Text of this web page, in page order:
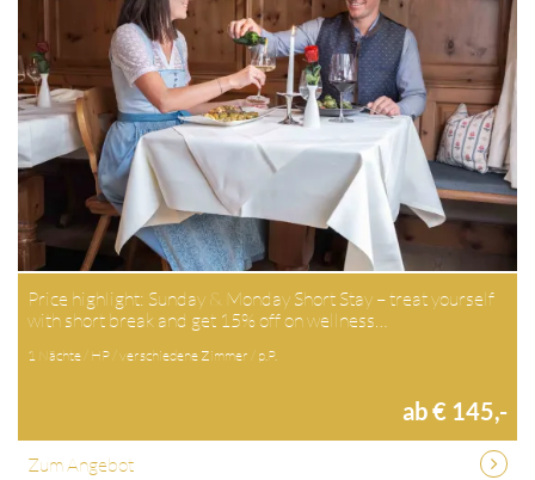
Price highlight: Sunday & Monday Short Stay – treat yourself
with short break and get 15% off on wellness…
1 Nächte / HP / verschiedene Zimmer / p.P.
ab € 145,-
Zum Angebot